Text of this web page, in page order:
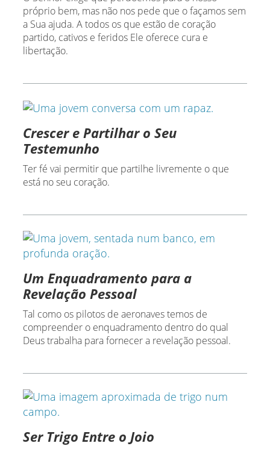
próprio bem, mas não nos pede que o façamos sem
a Sua ajuda. A todos os que estão de coração
partido, cativos e feridos Ele oferece cura e
libertação.
Crescer e Partilhar o Seu
Testemunho
Ter fé vai permitir que partilhe livremente o que
está no seu coração.
Um Enquadramento para a
Revelação Pessoal
Tal como os pilotos de aeronaves temos de
compreender o enquadramento dentro do qual
Deus trabalha para fornecer a revelação pessoal.
Ser Trigo Entre o Joio